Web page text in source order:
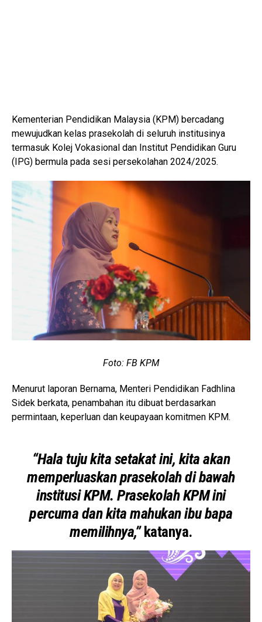
Kementerian Pendidikan Malaysia (KPM) bercadang
mewujudkan kelas prasekolah di seluruh institusinya
termasuk Kolej Vokasional dan Institut Pendidikan Guru
(IPG) bermula pada sesi persekolahan 2024/2025.
Foto: FB KPM
Menurut laporan Bernama, Menteri Pendidikan Fadhlina
Sidek berkata, penambahan itu dibuat berdasarkan
permintaan, keperluan dan keupayaan komitmen KPM.
“Hala tuju kita setakat ini, kita akan
memperluaskan prasekolah di bawah
institusi KPM. Prasekolah KPM ini
percuma dan kita mahukan ibu bapa
memilihnya,”katanya.